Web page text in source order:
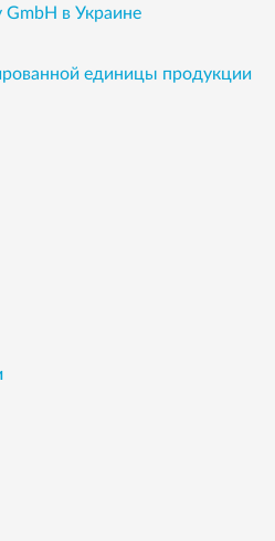
в Украине
единицы продукции